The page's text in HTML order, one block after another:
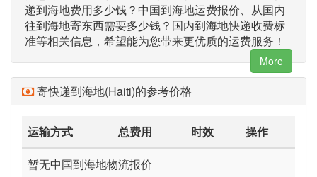
递到海地费用多少钱？中国到海地运费报价、从国内
往到海地寄东西需要多少钱？国内到海地快递收费标
准等相关信息，希望能为您带来更优质的运费服务！
More
寄快递到海地(Haiti)的参考价格
运输方式 总费用 时效
操作
暂无中国到海地物流报价